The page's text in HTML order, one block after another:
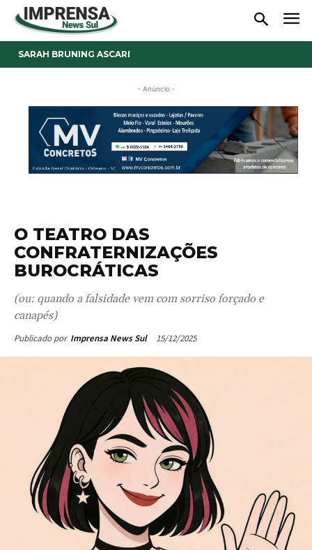
SARAH BRUNING ASCARI
- Anúncio -
O TEATRO DAS
CONFRATERNIZAÇÕES
BUROCRÁTICAS
(ou: quando a falsidade vem com sorriso forçado e
canapés)
Publicado por Imprensa News Sul 15/12/2025